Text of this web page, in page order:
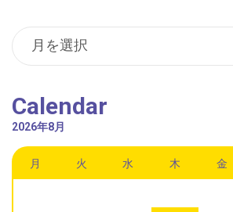
Archive
月を選択
Calendar
2026年8月
月 火 水 木 金